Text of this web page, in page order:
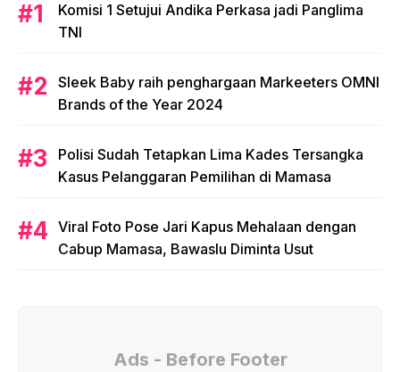
Komisi 1 Setujui Andika Perkasa jadi Panglima
TNI
Sleek Baby raih penghargaan Markeeters OMNI
Brands of the Year 2024
Polisi Sudah Tetapkan Lima Kades Tersangka
Kasus Pelanggaran Pemilihan di Mamasa
Viral Foto Pose Jari Kapus Mehalaan dengan
Cabup Mamasa, Bawaslu Diminta Usut
Ads - Before Footer